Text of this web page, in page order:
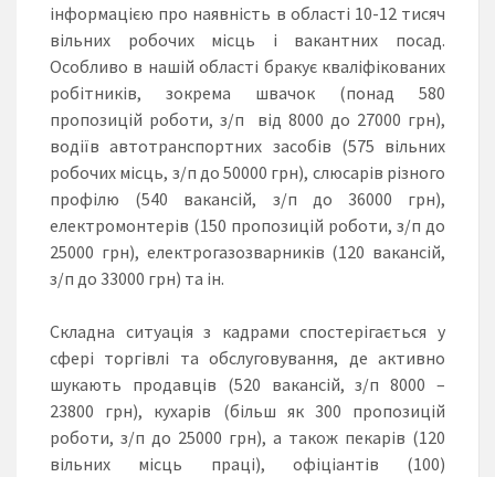
інформацією про наявність в області 10-12 тисяч
вільних робочих місць і вакантних посад.
Особливо в нашій області бракує кваліфікованих
робітників, зокрема швачок (понад 580
пропозицій роботи, з/п від 8000 до 27000 грн),
водіїв автотранспортних засобів (575 вільних
робочих місць, з/п до 50000 грн), слюсарів різного
профілю (540 вакансій, з/п до 36000 грн),
електромонтерів (150 пропозицій роботи, з/п до
25000 грн), електрогазозварників (120 вакансій,
з/п до 33000 грн) та ін.
Складна ситуація з кадрами спостерігається у
сфері торгівлі та обслуговування, де активно
шукають продавців (520 вакансій, з/п 8000 –
23800 грн), кухарів (більш як 300 пропозицій
роботи, з/п до 25000 грн), а також пекарів (120
вільних місць праці), офіціантів (100)